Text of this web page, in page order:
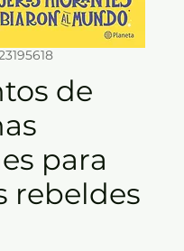
de
para
rebeldes